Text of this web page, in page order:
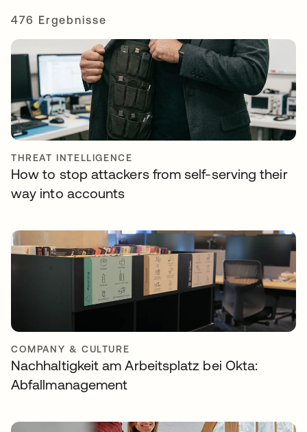
476 Ergebnisse
THREAT INTELLIGENCE
How to stop attackers from self-serving their
way into accounts
COMPANY & CULTURE
Nachhaltigkeit am Arbeitsplatz bei Okta:
Abfallmanagement